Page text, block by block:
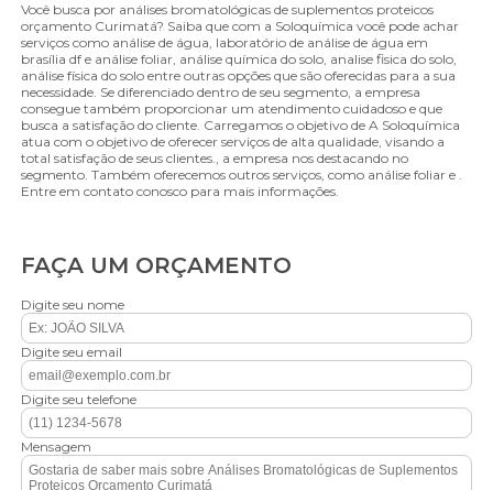
Você busca por análises bromatológicas de suplementos proteicos
orçamento Curimatá? Saiba que com a Soloquímica você pode achar
serviços como análise de água, laboratório de análise de água em
brasília df e análise foliar, análise química do solo, analise fisica do solo,
análise física do solo entre outras opções que são oferecidas para a sua
necessidade. Se diferenciado dentro de seu segmento, a empresa
consegue também proporcionar um atendimento cuidadoso e que
busca a satisfação do cliente. Carregamos o objetivo de A Soloquímica
atua com o objetivo de oferecer serviços de alta qualidade, visando a
total satisfação de seus clientes., a empresa nos destacando no
segmento. Também oferecemos outros serviços, como análise foliar e .
Entre em contato conosco para mais informações.
FAÇA UM ORÇAMENTO
Digite seu nome
Digite seu email
Digite seu telefone
Mensagem